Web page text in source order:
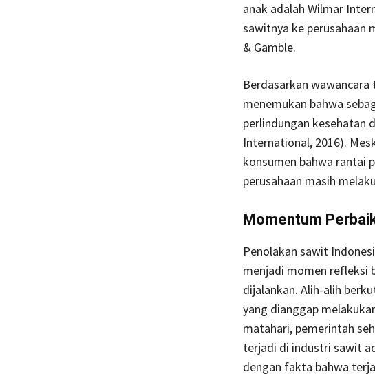
anak adalah Wilmar
sawitnya ke perusahaan
& Gamble.
Berdasarkan
menemukan bahwa
perlindungan kesehatan
International, 2016).
konsumen bahwa rantai
perusahaan masih
Momentum
Penolakan sawit
menjadi momen refleksi
dijalankan. Alih-alih
yang dianggap
matahari, pemerintah
terjadi di industri sawit
dengan fakta bahwa